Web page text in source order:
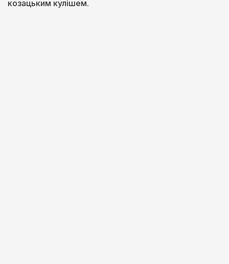
козацьким кулішем.